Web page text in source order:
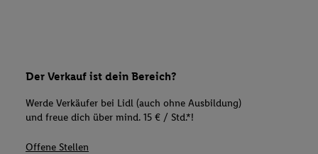
Der Verkauf ist dein Bereich?
Werde Verkäufer bei Lidl (auch ohne Ausbildung)
und freue dich über mind. 15 € / Std.*!
Offene Stellen